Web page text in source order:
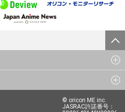
© oricon ME inc.
JASRAC許諾番号：